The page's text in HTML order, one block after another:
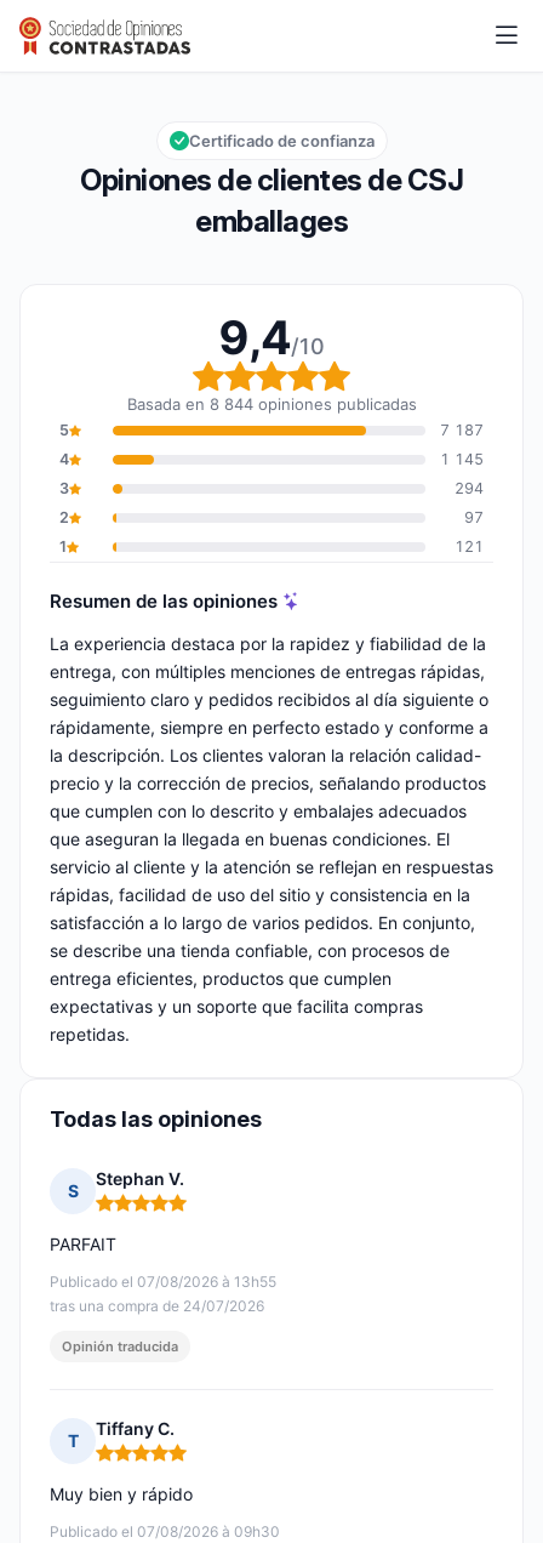
CSJ emballages
Calificación global: 9,4 de 10
9,4/10
Opiniones de clientes de CSJ
emballages
Certificado de confianza
9,4/10
Calificación global: 9,4
Basada en 8 844 opiniones publicadas
5
7 187
4
1 145
3
294
2
97
1
121
Resumen de las opiniones
La experiencia destaca por la rapidez y fiabilidad de la
entrega, con múltiples menciones de entregas rápidas,
seguimiento claro y pedidos recibidos al día siguiente o
rápidamente, siempre en perfecto estado y conforme a
la descripción. Los clientes valoran la relación calidad-
precio y la corrección de precios, señalando productos
que cumplen con lo descrito y embalajes adecuados
que aseguran la llegada en buenas condiciones. El
servicio al cliente y la atención se reflejan en respuestas
rápidas, facilidad de uso del sitio y consistencia en la
satisfacción a lo largo de varios pedidos. En conjunto,
se describe una tienda confiable, con procesos de
entrega eficientes, productos que cumplen
expectativas y un soporte que facilita compras
repetidas.
Todas las opiniones
S
Stephan V.
Nota: 5 de 5
Publicado el 07/08/2026 à 13h55
tras una compra de 24/07/2026
PARFAIT
Opinión traducida
T
Tiffany C.
Nota: 5 de 5
Publicado el 07/08/2026 à 09h30
Muy bien y rápido